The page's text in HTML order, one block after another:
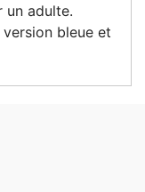
un adulte.
bleue et